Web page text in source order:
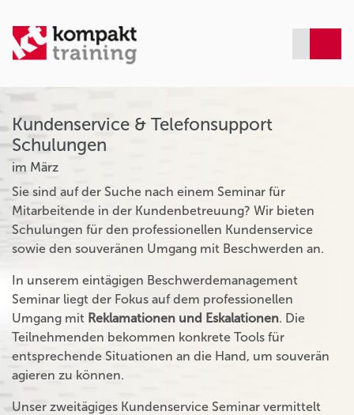
Kundenservice & Telefonsupport
Schulungen
im März
Sie sind auf der Suche nach einem Seminar für
Mitarbeitende in der Kundenbetreuung? Wir bieten
Schulungen für den professionellen Kundenservice
sowie den souveränen Umgang mit Beschwerden an.
In unserem eintägigen Beschwerdemanagement
Seminar liegt der Fokus auf dem professionellen
Umgang mit Reklamationen und Eskalationen. Die
Teilnehmenden bekommen konkrete Tools für
entsprechende Situationen an die Hand, um souverän
agieren zu können.
Unser zweitägiges Kundenservice Seminar vermittelt